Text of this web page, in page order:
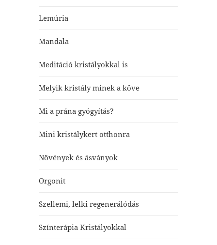
Lemúria
Mandala
Meditáció kristályokkal is
Melyik kristály minek a köve
Mi a prána gyógyítás?
Mini kristálykert otthonra
Növények és ásványok
Orgonit
Szellemi, lelki regenerálódás
Színterápia Kristályokkal